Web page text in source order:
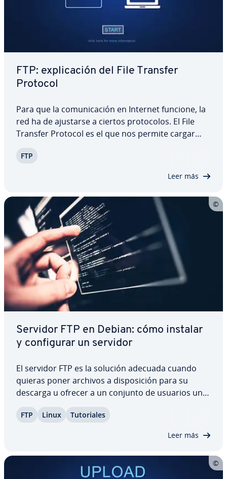
FTP: ex­pli­ca­ción del File Transfer
Protocol
Para que la co­mu­ni­ca­ción en Internet funcione, la
red ha de ajustarse a ciertos pro­to­co­los. El File
Transfer Protocol es el que nos permite cargar
los. La creación de páginas web es uno de los
FTP
Leer más
Servidor FTP en Debian: cómo instalar
y co­n­fi­gu­rar un servidor
El servidor FTP es la solución adecuada cuando
quieras poner archivos a di­s­po­si­ción para su
descarga u ofrecer a un conjunto de usuarios una
datos. La práctica te­c­no­lo­gía cliente-servidor
FTP Linux Tu­to­ria­les
Leer más